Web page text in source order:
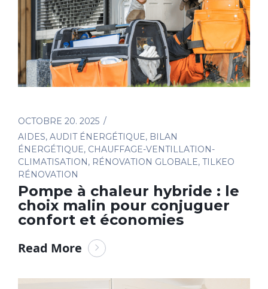
OCTOBRE 20. 2025
AIDES, AUDIT ÉNERGÉTIQUE, BILAN
ÉNERGÉTIQUE, CHAUFFAGE-VENTILLATION-
CLIMATISATION, RÉNOVATION GLOBALE, TILKEO
RÉNOVATION
Pompe à chaleur hybride : le
choix malin pour conjuguer
confort et économies
Read More